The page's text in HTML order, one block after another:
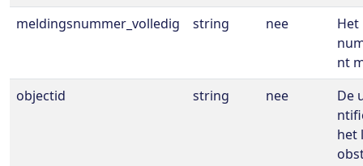
meldingsnummer_volledig
string nee
Het
nt
objectid
string nee
De
het